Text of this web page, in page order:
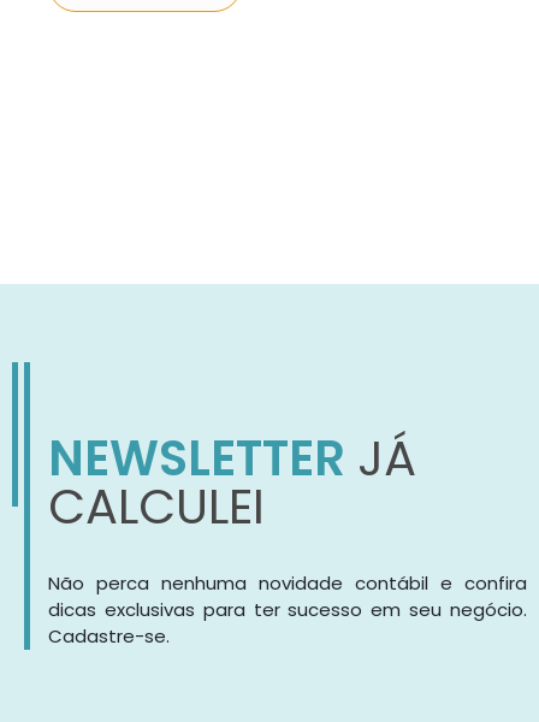
NEWSLETTER JÁ
CALCULEI
Não perca nenhuma novidade contábil e confira
dicas exclusivas para ter sucesso em seu negócio.
Cadastre-se.